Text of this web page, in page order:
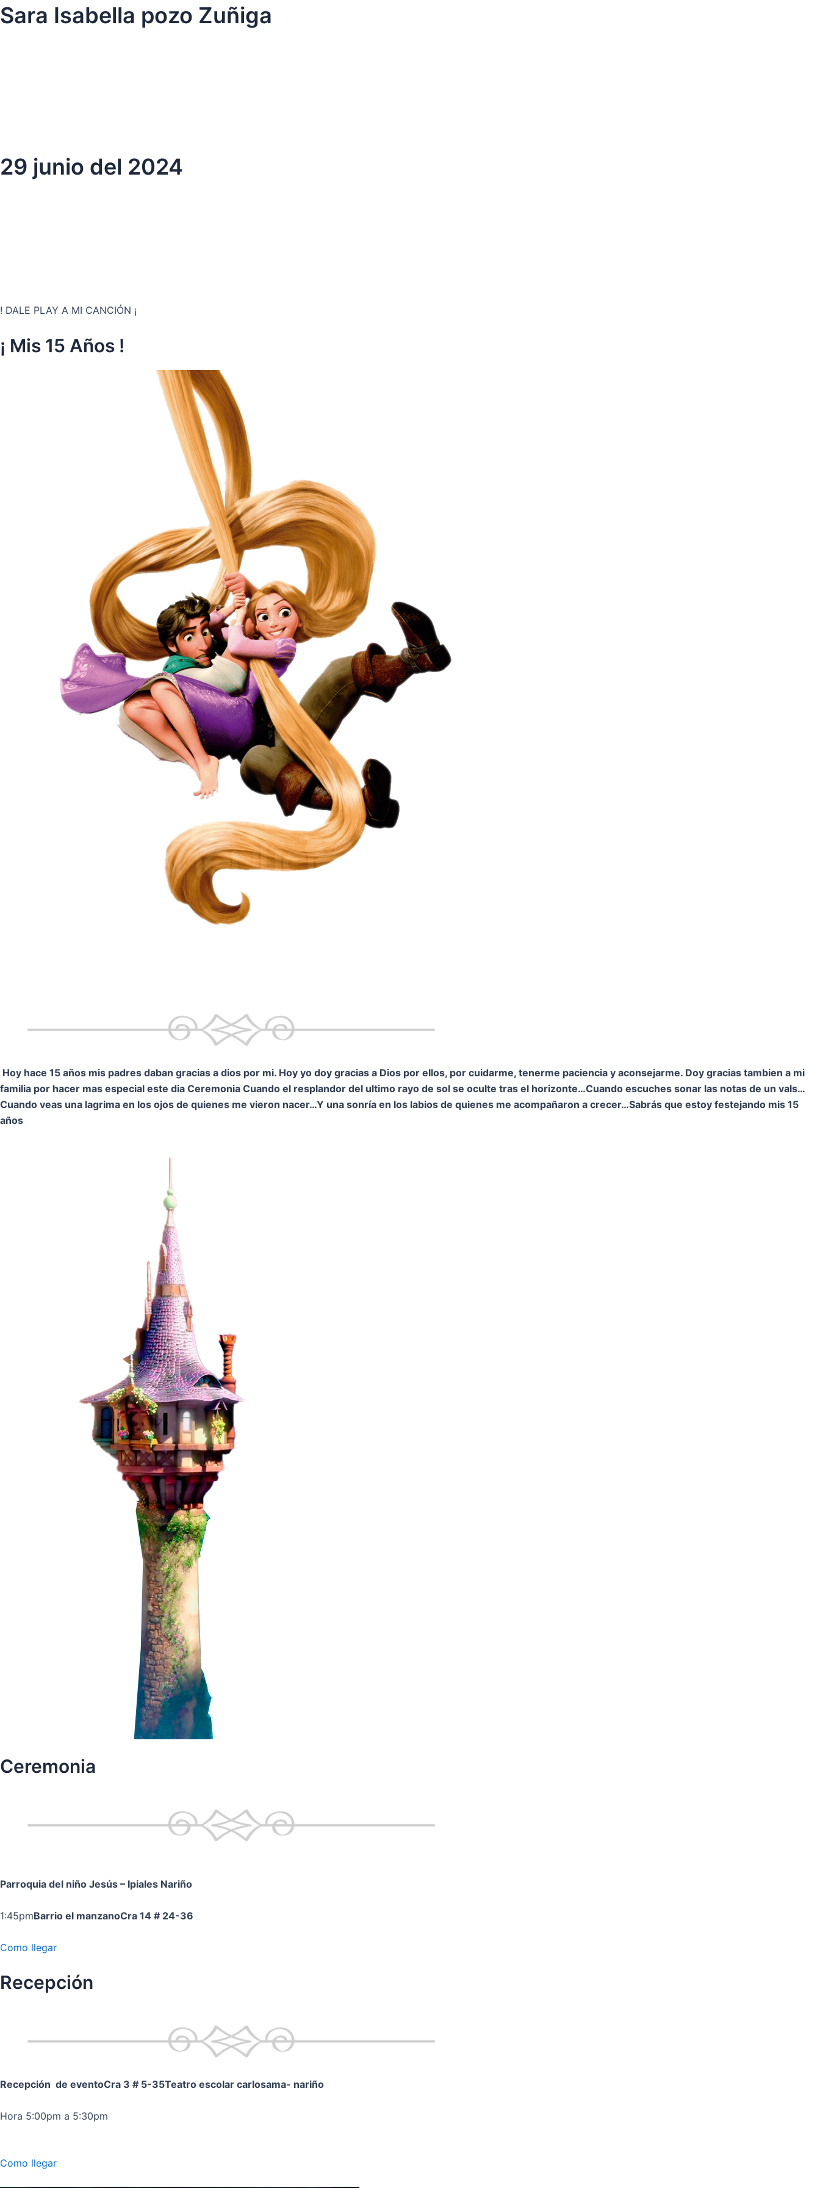
Ir
al
Sara Isabella pozo Zuñiga
29 junio del 2024
! DALE PLAY A MI CANCIÓN ¡
¡ Mis 15 Años !
Hoy hace 15 años mis padres daban gracias a dios por mi. Hoy yo doy gracias a Dios por ellos, por cuidarme, tenerme paciencia y aconsejarme. Doy gracias tambien a mi
familia por hacer mas especial este dia Ceremonia Cuando el resplandor del ultimo rayo de sol se oculte tras el horizonte…Cuando escuches sonar las notas de un vals…
Cuando veas una lagrima en los ojos de quienes me vieron nacer…Y una sonría en los labios de quienes me acompañaron a crecer…Sabrás que estoy festejando mis 15
años
Ceremonia
Parroquia del niño Jesús – Ipiales Nariño
1:45pmBarrio el manzanoCra 14 # 24-36
Como llegar
Recepción
Recepción de eventoCra 3 # 5-35Teatro escolar carlosama- nariño
Hora 5:00pm a 5:30pm
Como llegar